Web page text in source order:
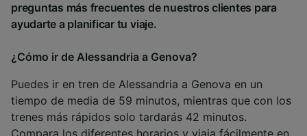
preguntas más frecuentes de nuestros clientes para
ayudarte a planificar tu viaje.
¿Cómo ir de Alessandria a Genova?
Puedes ir en tren de Alessandria a Genova en un
tiempo de media de 59 minutos, mientras que con los
trenes más rápidos solo tardarás 42 minutos.